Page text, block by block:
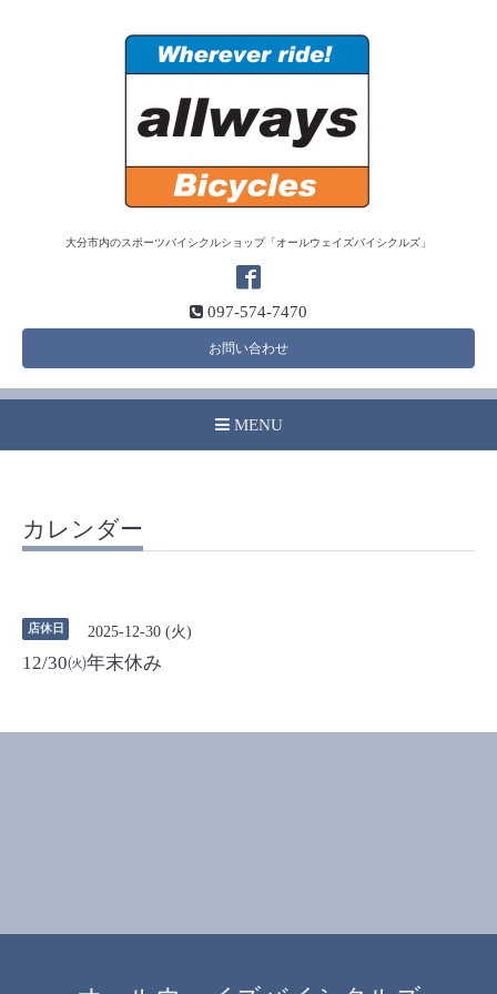
大分市内のスポーツバイシクルショップ「オールウェイズバイシクルズ」
097-574-7470
お問い合わせ
MENU
カレンダー
店休日 2025-12-30 (火)
12/30㈫年末休み